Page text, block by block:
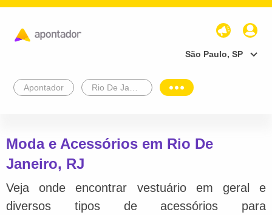
São Paulo, SP
Apontador
Moda e Acessórios em Rio De
Janeiro, RJ
Veja onde encontrar vestuário em geral e
diversos tipos de acessórios para